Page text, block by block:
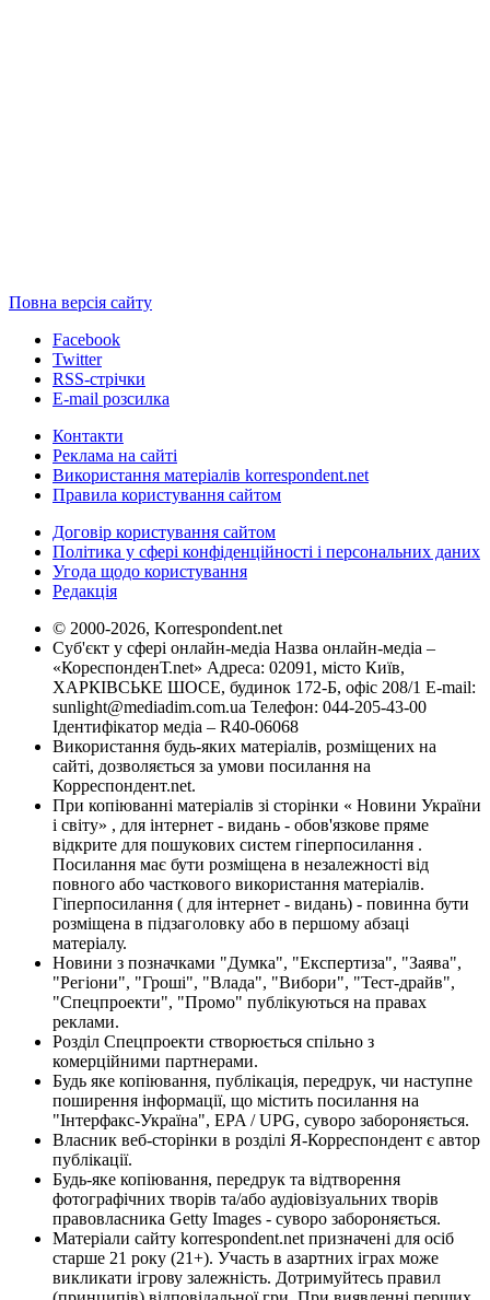
Повна версія сайту
Facebook
Twitter
RSS-стрічки
E-mail розсилка
Контакти
Реклама на сайті
Використання матеріалів korrespondent.net
Правила користування сайтом
Договір користування сайтом
Політика у сфері конфіденційності і персональних даних
Угода щодо користування
Редакція
© 2000-2026, Korrespondent.net
Суб'єкт у сфері онлайн-медіа Назва онлайн-медіа –
«КореспонденТ.net» Адреса: 02091, місто Київ,
ХАРКІВСЬКЕ ШОСЕ, будинок 172-Б, офіс 208/1 E-mail:
sunlight@mediadim.com.ua Телефон: 044-205-43-00
Ідентифікатор медіа – R40-06068
Використання будь-яких матеріалів, розміщених на
сайті, дозволяється за умови посилання на
Корреспондент.net.
При копіюванні матеріалів зі сторінки « Новини України
і світу» , для інтернет - видань - обов'язкове пряме
відкрите для пошукових систем гіперпосилання .
Посилання має бути розміщена в незалежності від
повного або часткового використання матеріалів.
Гіперпосилання ( для інтернет - видань) - повинна бути
розміщена в підзаголовку або в першому абзаці
матеріалу.
Новини з позначками "Думка", "Експертиза", "Заява",
"Регіони", "Гроші", "Влада", "Вибори", "Тест-драйв",
"Спецпроекти", "Промо" публікуються на правах
реклами.
Розділ Спецпроекти створюється спільно з
комерційними партнерами.
Будь яке копіювання, публікація, передрук, чи наступне
поширення інформації, що містить посилання на
"Інтерфакс-Україна", EPA / UPG, суворо забороняється.
Власник веб-сторінки в розділі Я-Корреспондент є автор
публікації.
Будь-яке копіювання, передрук та відтворення
фотографічних творів та/або аудіовізуальних творів
правовласника Getty Images - суворо забороняється.
Матеріали сайту korrespondent.net призначені для осіб
старше 21 року (21+). Участь в азартних іграх може
викликати ігрову залежність. Дотримуйтесь правил